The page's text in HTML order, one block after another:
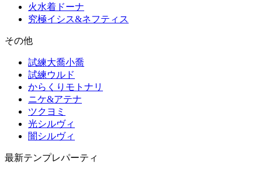
火水着ドーナ
究極イシス&ネフティス
その他
試練大喬小喬
試練ウルド
からくりモトナリ
ニケ&アテナ
ツクヨミ
光シルヴィ
闇シルヴィ
最新テンプレパーティ